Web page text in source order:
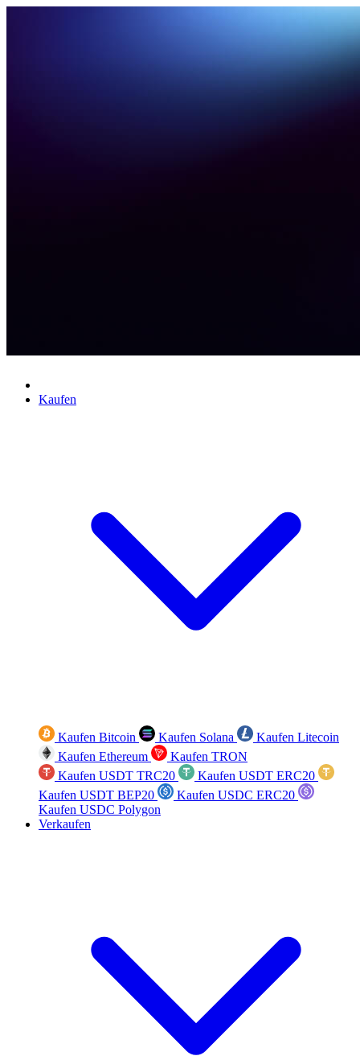
Kaufen
Kaufen Bitcoin Kaufen Solana
Kaufen Litecoin
Kaufen Ethereum
Kaufen TRON
Kaufen USDT TRC20
Kaufen USDT ERC20
Kaufen USDT BEP20
Kaufen USDC ERC20
Kaufen USDC Polygon
Verkaufen